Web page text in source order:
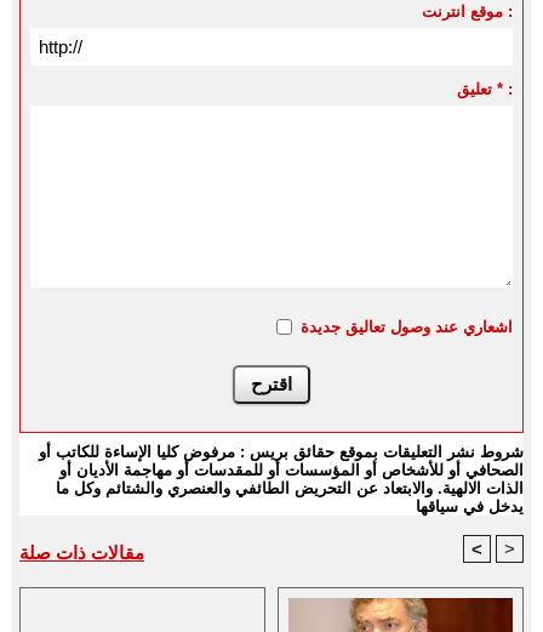
موقع انترنت :
تعليق * :
اشعاري عند وصول تعاليق جديدة
شروط نشر التعليقات بموقع حقائق بريس : مرفوض كليا الإساءة للكاتب أو
الصحافي أو للأشخاص أو المؤسسات أو للمقدسات أو مهاجمة الأديان أو
الذات الالهية. والابتعاد عن التحريض الطائفي والعنصري والشتائم وكل ما
يدخل في سياقها
مقالات ذات صلة < >